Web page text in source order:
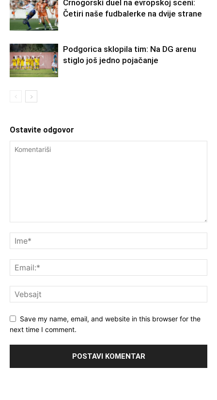
Crnogorski duel na evropskoj sceni:
Četiri naše fudbalerke na dvije strane
Podgorica sklopila tim: Na DG arenu
stiglo još jedno pojačanje
Ostavite odgovor
Save my name, email, and website in this browser for the
next time I comment.